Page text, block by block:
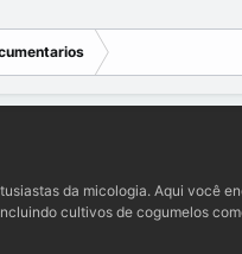
da micologia. Aqui você
cultivos de cogumelos